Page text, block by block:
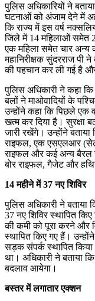
पुलिस अधिकारियों ने
घटनाओं को अंजाम देने में
कि राज्य में इस वर्ष
जिले में 14 महिलाओं समेत
एक महिला समेत चार अन्य
महानिरीक्षक सुंदरराज पी
की पहचान कर ली गई है
पुलिस अधिकारी ने कहा
बलों ने माओवादियों के
उन्होंने कहा कि पिछले एक
खत्म कर दिया है। सुरक्षा
जारी रखेंगे। उन्होंने
राइफल, एक एसएलआर
राइफल और कई अन्य बैरल
बोर राइफल, गैजेट और
14 महीने में 37 नए शिविर
पुलिस अधिकारी ने बताया
37 नए शिविर स्थापित
की कमी को पूरा करने और
स्थापित किए गए हैं।
सड़क संपर्क स्थापित किया
था। अधिकारी ने बताया
बदलाव आयेगा।
बस्तर में लगातार एक्शन